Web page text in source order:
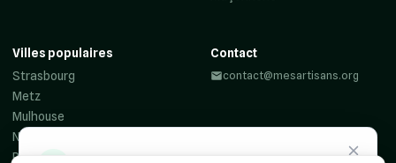
Villes populaires
Strasbourg
Metz
Mulhouse
Nancy
Reims
Contact
contact@mesartisans.org